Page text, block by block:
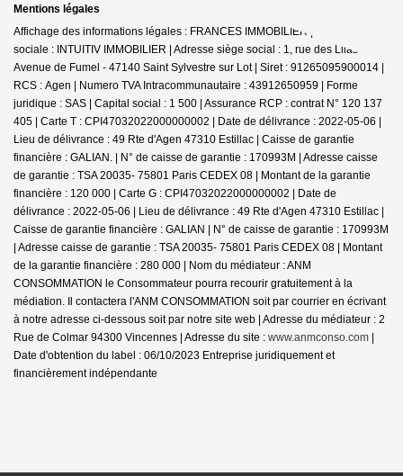
Mentions légales
Affichage des informations légales : FRANCES IMMOBILIER | Raison
sociale : INTUITIV IMMOBILIER | Adresse siège social : 1, rue des Lilas -
Avenue de Fumel - 47140 Saint Sylvestre sur Lot | Siret : 91265095900014 |
RCS : Agen | Numero TVA Intracommunautaire : 43912650959 | Forme
juridique : SAS | Capital social : 1 500 | Assurance RCP : contrat N° 120 137
405 | Carte T : CPI47032022000000002 | Date de délivrance : 2022-05-06 |
Lieu de délivrance : 49 Rte d'Agen 47310 Estillac | Caisse de garantie
financière : GALIAN. | N° de caisse de garantie : 170993M | Adresse caisse
de garantie : TSA 20035- 75801 Paris CEDEX 08 | Montant de la garantie
financière : 120 000 | Carte G : CPI47032022000000002 | Date de
délivrance : 2022-05-06 | Lieu de délivrance : 49 Rte d'Agen 47310 Estillac |
Caisse de garantie financière : GALIAN | N° de caisse de garantie : 170993M
| Adresse caisse de garantie : TSA 20035- 75801 Paris CEDEX 08 | Montant
de la garantie financière : 280 000 | Nom du médiateur : ANM
CONSOMMATION le Consommateur pourra recourir gratuitement à la
médiation. Il contactera l'ANM CONSOMMATION soit par courrier en écrivant
à notre adresse ci-dessous soit par notre site web | Adresse du médiateur : 2
Rue de Colmar 94300 Vincennes | Adresse du site : www.anmconso.com |
Date d'obtention du label : 06/10/2023 Entreprise juridiquement et
financièrement indépendante